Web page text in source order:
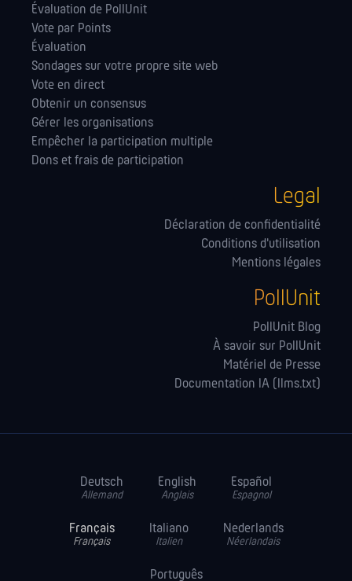
Évaluation de PollUnit
Vote par Points
Évaluation
Sondages sur votre propre site web
Vote en direct
Obtenir un consensus
Gérer les orga­nisations
Empêcher la participation multiple
Dons et frais de participation
Legal
Déclaration de confidentialité
Conditions d'utilisation
Mentions légales
PollUnit
PollUnit Blog
À savoir sur PollUnit
Matériel de Presse
Documentation IA (llms.txt)
Deutsch
Allemand
English
Anglais
Español
Espagnol
Français
Français
Italiano
Italien
Nederlands
Néerlandais
Português